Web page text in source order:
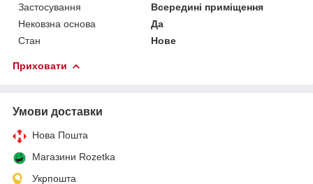
Застосування
Всередині приміщення
Нековзна основа
Да
Стан
Нове
Приховати
Умови доставки
Нова Пошта
Магазини Rozetka
Укрпошта